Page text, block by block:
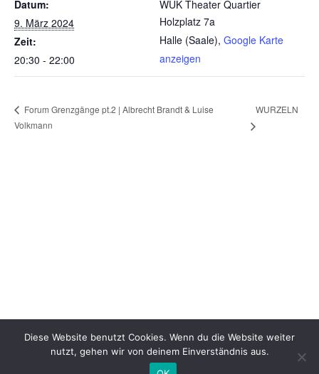
Datum:
9. März 2024
Zeit:
20:30 - 22:00
WUK Theater Quartier
Holzplatz 7a
Halle (Saale), Google Karte
anzeigen
Forum Grenzgänge pt.2 | Albrecht Brandt & Luise
Volkmann
WURZELN
Diese Website benutzt Cookies. Wenn du die Website weiter
nutzt, gehen wir von deinem Einverständnis aus.